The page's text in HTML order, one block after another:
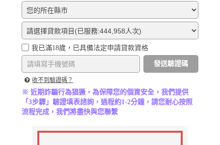
我已滿18歲，已具備法定申請貸款資格
發送驗證碼
收不到驗證碼？
※ 近期詐騙行為猖獗，為保障您的個資安全，我們提供
「3步驟」驗證填表諮詢，過程約1-2分鐘，請您耐心按照
流程完成，我們將盡快與您聯繫